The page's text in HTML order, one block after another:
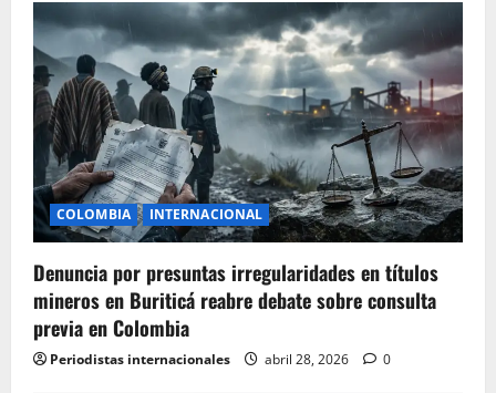
i
g
a
t
i
o
n
COLOMBIA INTERNACIONAL
Denuncia por presuntas irregularidades en títulos
mineros en Buriticá reabre debate sobre consulta
previa en Colombia
Periodistas internacionales abril 28, 2026 0